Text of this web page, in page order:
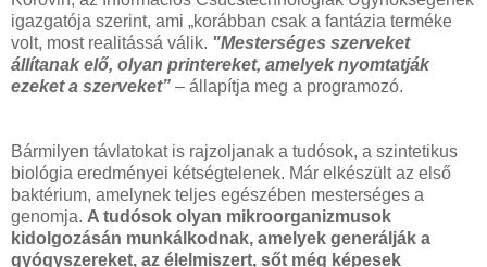
igazgatója szerint, ami „korábban csak a fantázia terméke
volt, most realitássá válik. "Mesterséges szerveket
állítanak elő, olyan printereket, amelyek nyomtatják
ezeket a szerveket” – állapítja meg a programozó.
Bármilyen távlatokat is rajzoljanak a tudósok, a szintetikus
biológia eredményei kétségtelenek. Már elkészült az első
baktérium, amelynek teljes egészében mesterséges a
genomja. A tudósok olyan mikroorganizmusok
kidolgozásán munkálkodnak, amelyek generálják a
gyógyszereket, az élelmiszert, sőt még képesek